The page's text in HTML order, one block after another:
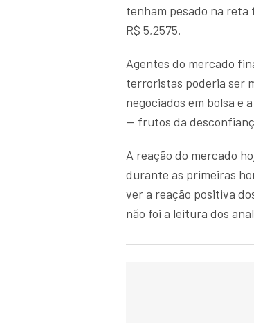
tenham pesado na reta
R$ 5,2575.
Agentes do mercado
terroristas poderia ser
negociados em bolsa e
— frutos da
A reação do mercado
durante as primeiras
ver a reação positiva
não foi a leitura dos